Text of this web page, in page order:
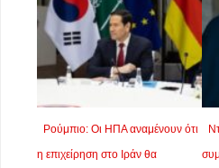
Ρούμπιο: Οι ΗΠΑ αναμένουν ότι
η επιχείρηση στο Ιράν θα